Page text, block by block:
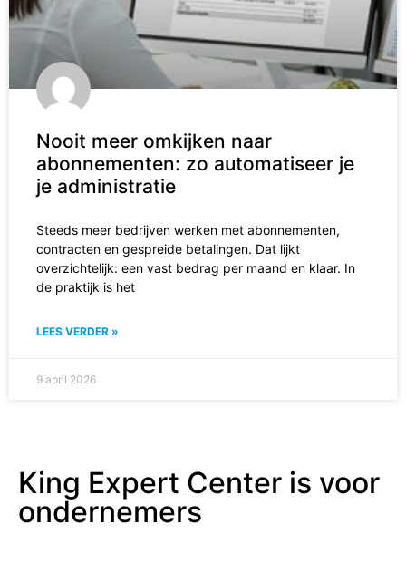
Nooit meer omkijken naar
abonnementen: zo automatiseer je
je administratie
Steeds meer bedrijven werken met abonnementen,
contracten en gespreide betalingen. Dat lijkt
overzichtelijk: een vast bedrag per maand en klaar. In
de praktijk is het
LEES VERDER »
9 april 2026
King Expert Center is voor
ondernemers